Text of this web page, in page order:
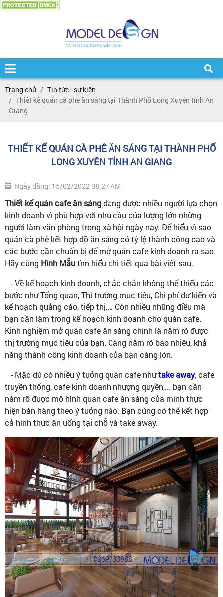
Trang chủ
Tin tức - sự kiện
Thiết kế quán cà phê ăn sáng tại Thành Phố Long Xuyên tỉnh An
Giang
THIẾT KẾ QUÁN CÀ PHÊ ĂN SÁNG TẠI THÀNH PHỐ
LONG XUYÊN TỈNH AN GIANG
Ngày đăng: 15/02/2022 08:27 AM
Thiết kế quán cafe ăn sángđang được nhiều người lựa chọn
kinh doanh vì phù hợp với nhu cầu của lượng lớn những
người làm văn phòng trong xã hội ngày nay. Để hiểu vì sao
quán cà phê kết hợp đồ ăn sáng có tỷ lệ thành công cao và
các bước cần chuẩn bị để mở quán cafe kinh doanh ra sao.
Hãy cùng Hình Mẫutìm hiểu chi tiết qua bài viết sau.
- Về kế hoạch kinh doanh, chắc chắn không thể thiếu các
bước như Tổng quan, Thị trường mục tiêu, Chi phí dự kiến và
kế hoạch quảng cáo, tiếp thị,... Còn nhiều những điều mà
bạn cần làm trong kế hoạch kinh doanh cho quán cafe.
Kinh nghiệm mở quán cafe ăn sáng chính là nắm rõ được
thị trường mục tiêu của bạn. Càng nắm rõ bao nhiêu, khả
năng thành công kinh doanh của bạn càng lớn.
- Mặc dù có nhiều ý tưởng quán cafe nhưtake away, cafe
truyền thống, cafe kinh doanh nhượng quyền,... bạn cần
nắm rõ được mô hình quán cafe ăn sáng của mình thực
hiện bán hàng theo ý tưởng nào. Bạn cũng có thể kết hợp
cả hình thức ăn uống tại chỗ và take away.